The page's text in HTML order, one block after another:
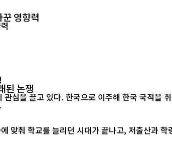
영향력
된 논쟁
심을 끌고 있다. 한국으로 이주해 한국 국적을
춰 학교를 늘리던 시대가 끝나고, 저출산과